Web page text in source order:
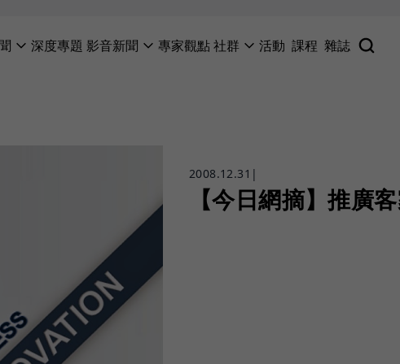
深度專題 影音新聞 專家觀點社群 活動 課程 雜誌
2008.12.31 |
【今日網摘】推廣